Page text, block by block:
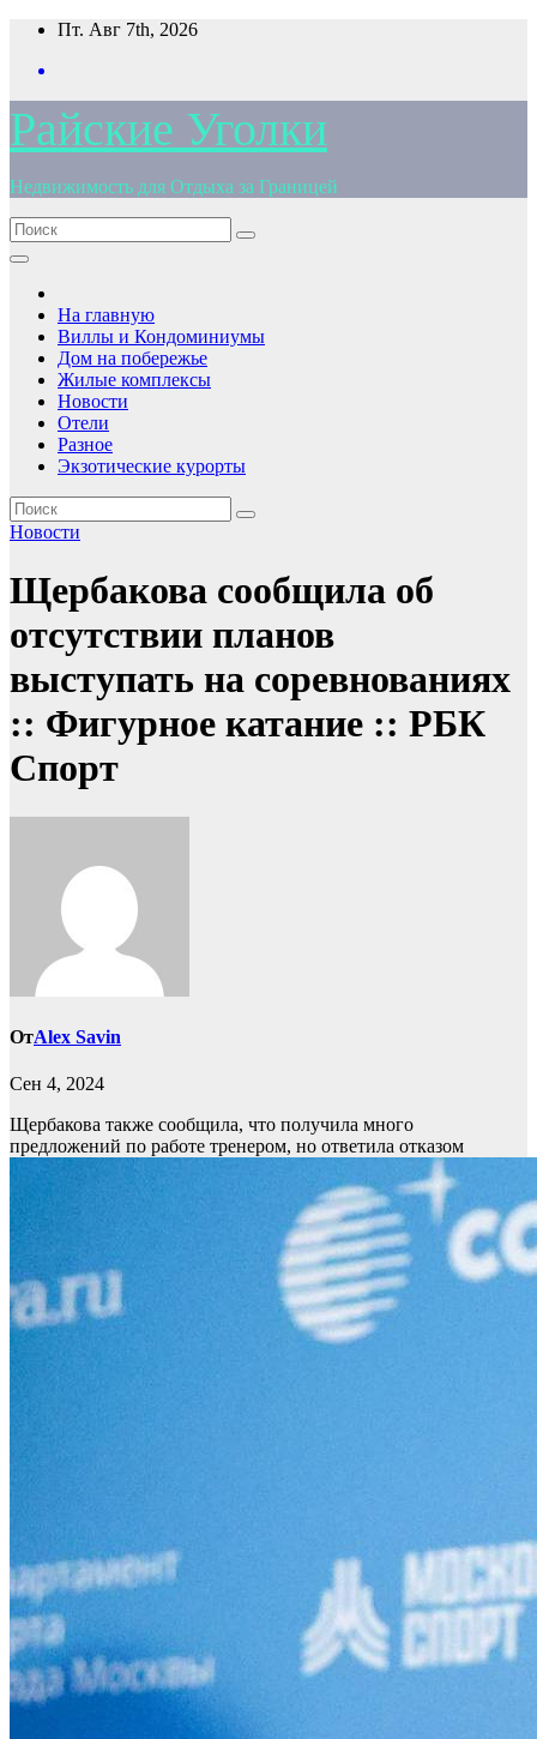
Перейти
содержимому
Пт. Авг 7th, 2026
Райские Уголки
Недвижимость для Отдыха за Границей
На главную
Виллы и Кондоминиумы
Дом на побережье
Жилые комплексы
Новости
Отели
Разное
Экзотические курорты
Новости
Щербакова сообщила об
отсутствии планов
выступать на соревнованиях
:: Фигурное катание :: РБК
Спорт
ОтAlex Savin
Сен 4, 2024
Щербакова также сообщила, что получила много
предложений по работе тренером, но ответила отказом